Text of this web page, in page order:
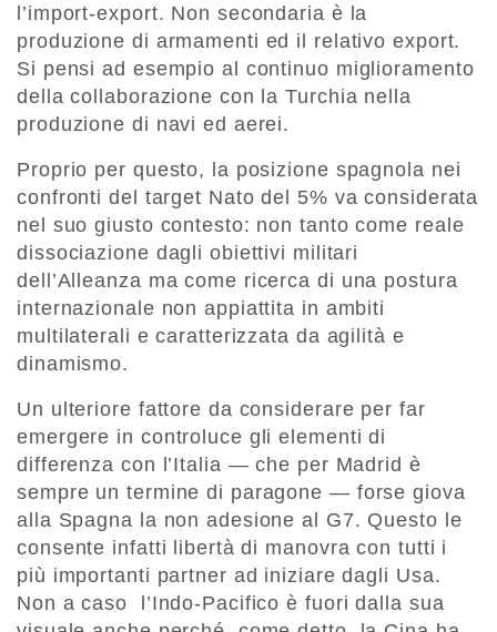
l’import-export. Non secondaria è la
produzione di armamenti ed il relativo export.
Si pensi ad esempio al continuo miglioramento
della collaborazione con la Turchia nella
produzione di navi ed aerei.
Proprio per questo, la posizione spagnola nei
confronti del target Nato del 5% va considerata
nel suo giusto contesto: non tanto come reale
dissociazione dagli obiettivi militari
dell’Alleanza ma come ricerca di una postura
internazionale non appiattita in ambiti
multilaterali e caratterizzata da agilità e
dinamismo.
Un ulteriore fattore da considerare per far
emergere in controluce gli elementi di
differenza con l’Italia — che per Madrid è
sempre un termine di paragone — forse giova
alla Spagna la non adesione al G7. Questo le
consente infatti libertà di manovra con tutti i
più importanti partner ad iniziare dagli Usa.
Non a caso l’Indo-Pacifico è fuori dalla sua